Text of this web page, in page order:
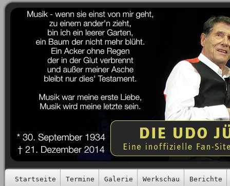
Startseite Termine Galerie Werkschau Berichte